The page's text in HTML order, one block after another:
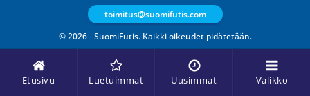
Etusivu Luetuimmat Uusimmat Valikko
© 2026 - SuomiFutis. Kaikki oikeudet pidätetään.
toimitus@suomifutis.com